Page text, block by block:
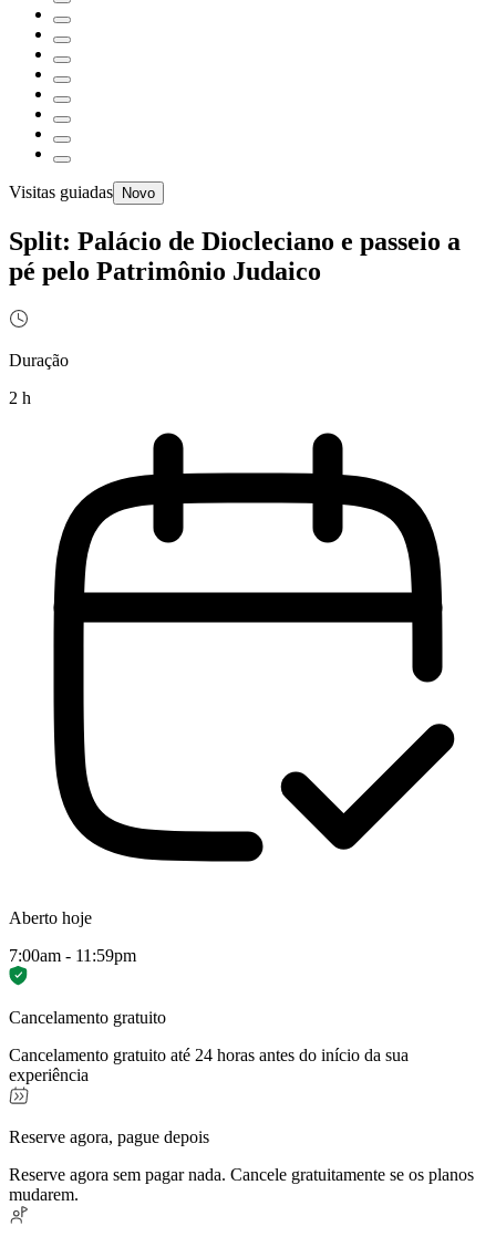
Visitas guiadas Novo
Split: Palácio de Diocleciano e passeio a
pé pelo Patrimônio Judaico
Duração
2 h
Aberto hoje
7:00am - 11:59pm
Cancelamento gratuito
Cancelamento gratuito até 24 horas antes do início da sua
experiência
Reserve agora, pague depois
Reserve agora sem pagar nada. Cancele gratuitamente se os planos
mudarem.